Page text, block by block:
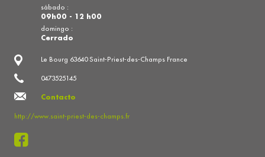
Le Bourg 63640 Saint-Priest-des-Champs France
0473525145
Contacto
http://www.saint-priest-des-champs.fr
sábado :
09h00 - 12 h00
domingo :
Cerrado